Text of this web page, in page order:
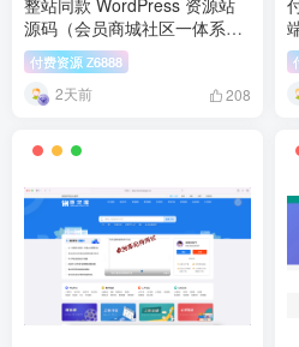
源码（会员商城社区一体系
统）
付费资源 Z6888
2天前 208